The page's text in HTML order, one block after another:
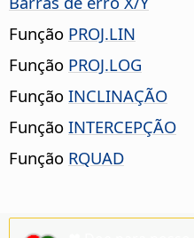
Função PROJ.LIN
Função PROJ.LOG
Função INCLINAÇÃO
Função INTERCEPÇÃO
Função RQUAD